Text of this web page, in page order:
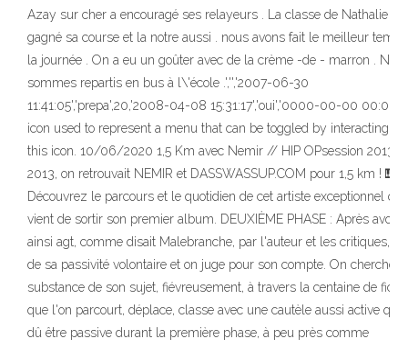
Azay sur cher a encouragé ses relayeurs . La classe de Nathalie a
gagné sa course et la notre aussi . nous avons fait le meilleur
la journée . On a eu un goûter avec de la crème -de - marron .
sommes repartis en bus à l\'école .','','2007-06-30
11:41:05','prepa',20,'2008-04-08 15:31:17','oui','0000-00-00 00:00
icon used to represent a menu that can be toggled by interacting
this icon. 10/06/2020 1,5 Km avec Nemir // HIP OPsession 2013 .
2013, on retrouvait NEMIR et DASSWASSUP.COM pour 1,5 km ! 🎹
Découvrez le parcours et le quotidien de cet artiste exceptionnel qui
vient de sortir son premier album. DEUXIÈME PHASE : Après avoir
ainsi agt, comme disait Malebranche, par l'auteur et les critiques,
de sa passivité volontaire et on juge pour son compte. On cherche la
substance de son sujet, fiévreusement, à travers la centaine de
que l'on parcourt, déplace, classe avec une cautèle aussi active
dû être passive durant la première phase, à peu près comme